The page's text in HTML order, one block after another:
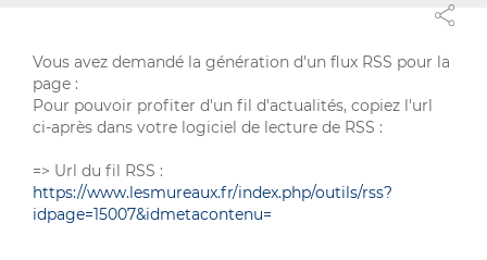
Vous avez demandé la génération d'un flux RSS pour la
page :
Pour pouvoir profiter d'un fil d'actualités, copiez l'url
ci-après dans votre logiciel de lecture de RSS :
=> Url du fil RSS :
https://www.lesmureaux.fr/index.php/outils/rss?
idpage=15007&idmetacontenu=